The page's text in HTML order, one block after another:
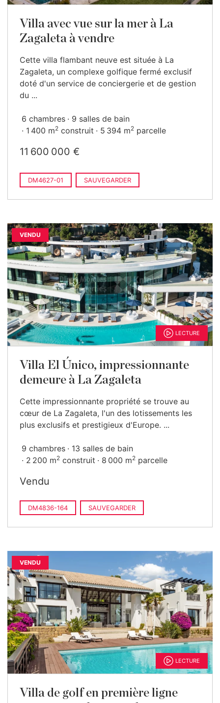
Villa avec vue sur la mer à La
Zagaleta à vendre
Cette villa flambant neuve est située à La
Zagaleta, un complexe golfique fermé exclusif
doté d'un service de conciergerie et de gestion
du ...
6 chambres
9 salles de bain
1 400 m2 construit 5 394 m2 parcelle
11 600 000 €
DM4627-01 SAUVEGARDER
VENDU
LECTURE
Villa El Único, impressionnante
demeure à La Zagaleta
Cette impressionnante propriété se trouve au
cœur de La Zagaleta, l'un des lotissements les
plus exclusifs et prestigieux d'Europe. ...
9 chambres
13 salles de bain
2 200 m2 construit 8 000 m2 parcelle
Vendu
DM4836-164 SAUVEGARDER
VENDU
LECTURE
Villa de golf en première ligne